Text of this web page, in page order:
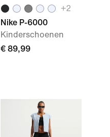
+2
Nike P-6000
Kinderschoenen
€ 89,99